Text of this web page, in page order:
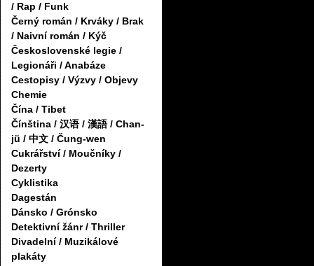
/ Rap / Funk
Černý román / Krváky / Brak
/ Naivní román / Kýč
Československé legie /
Legionáři / Anabáze
Cestopisy / Výzvy / Objevy
Chemie
Čína / Tibet
Čínština / 汉语 / 漢語 / Chan-
jü / 中文 / Čung-wen
Cukrářství / Moučníky /
Dezerty
Cyklistika
Dagestán
Dánsko / Grónsko
Detektivní žánr / Thriller
Divadelní / Muzikálové
plakáty